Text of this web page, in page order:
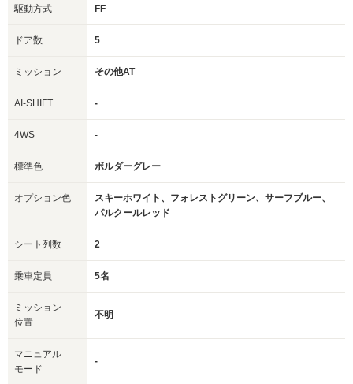
駆動方式 FF
ドア数 5
ミッション その他AT
AI-SHIFT -
4WS -
標準色 ボルダーグレー
オプション色
スキーホワイト、フォレストグリーン、サーフブルー、
パルクールレッド
シート列数 2
乗車定員 5名
ミッション
位置
不明
マニュアル
モード
-